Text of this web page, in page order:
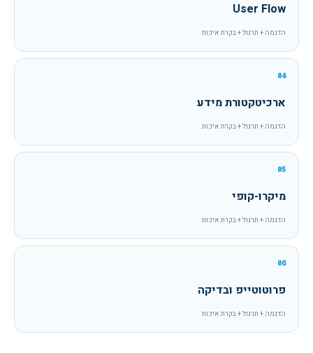
User Flow
הדגמה + תרגול + בקרת איכות
04
ארכיטקטורת מידע
הדגמה + תרגול + בקרת איכות
05
מיקרו-קופי
הדגמה + תרגול + בקרת איכות
06
פרוטוטייפ ובדיקה
הדגמה + תרגול + בקרת איכות